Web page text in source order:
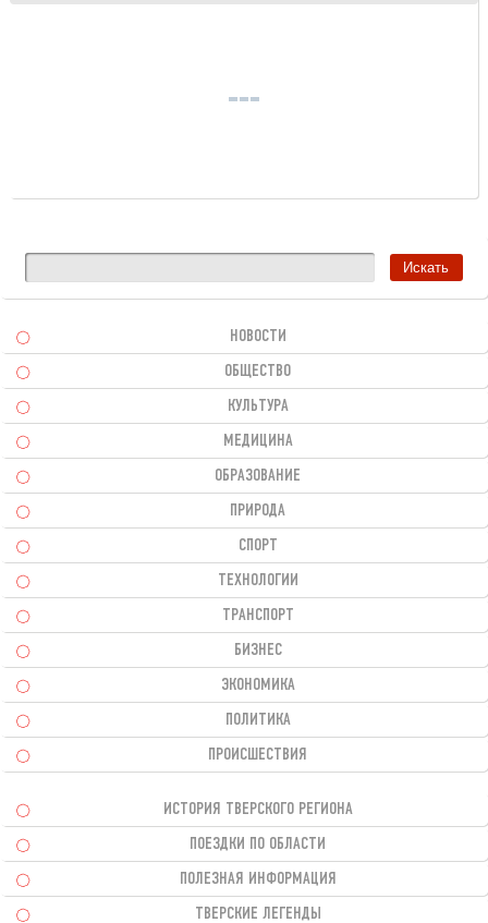
НОВОСТИ
ОБЩЕСТВО
КУЛЬТУРА
МЕДИЦИНА
ОБРАЗОВАНИЕ
ПРИРОДА
СПОРТ
ТЕХНОЛОГИИ
ТРАНСПОРТ
БИЗНЕС
ЭКОНОМИКА
ПОЛИТИКА
ПРОИСШЕСТВИЯ
ИСТОРИЯ ТВЕРСКОГО РЕГИОНА
ПОЕЗДКИ ПО ОБЛАСТИ
ПОЛЕЗНАЯ ИНФОРМАЦИЯ
ТВЕРСКИЕ ЛЕГЕНДЫ